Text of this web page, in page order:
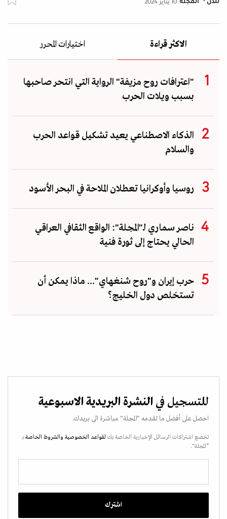
10 يناير 2024
الاكثر قراءة اختيارات المحرر
"اعترافات روح مزيفة" الرواية التي انتحر صاحبها
بسبب ويلات الحرب
الذكاء الاصطناعي يعيد تشكيل قواعد الحرب
والسلام
روسيا وأوكرانيا تعطلان الملاحة في البحر الأسود
ناصر سماري لـ"المجلة": الواقع الثقافي العراقي
الحالي يحتاج إلى ثورة فنية
حرب إيران و"روح شنغهاي"... ماذا يمكن أن
تستخلص دول الخليج؟
للتسجيل في النشرة البريدية الاسبوعية
احصل على أفضل ما تقدمه "المجلة" مباشرة الى بريدك.
تخضع اشتراكات الرسائل الإخبارية الخاصة بك لقواعد الخصوصية والشروط الخاصة بـ
“المجلة".